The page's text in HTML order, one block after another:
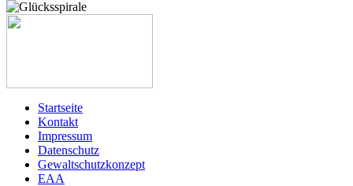
Startseite
Kontakt
Impressum
Datenschutz
Gewaltschutzkonzept
EAA